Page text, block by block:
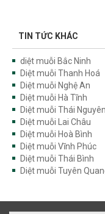
TIN TỨC KHÁC
diệt muỗi Bắc Ninh
Diệt muỗi Thanh Hoá
Diệt muỗi Nghệ An
Diệt muỗi Hà Tĩnh
Diệt muỗi Thái Nguyên
Diệt muỗi Lai Châu
Diệt muỗi Hoà Bình
Diệt muỗi Vĩnh Phúc
Diệt muỗi Thái Bình
Diệt muỗi Tuyên Quang